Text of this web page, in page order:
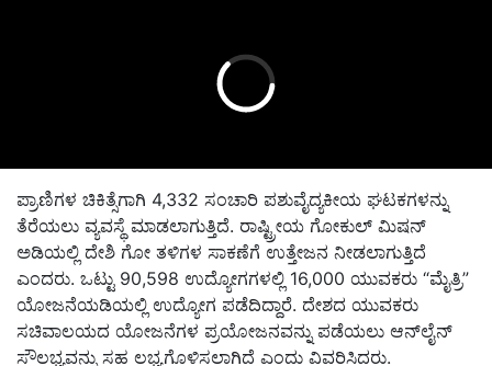
ಪ್ರಾಣಿಗಳ ಚಿಕಿತ್ಸೆಗಾಗಿ 4,332 ಸಂಚಾರಿ ಪಶುವೈದ್ಯಕೀಯ ಘಟಕಗಳನ್ನು
ತೆರೆಯಲು ವ್ಯವಸ್ಥೆ ಮಾಡಲಾಗುತ್ತಿದೆ. ರಾಷ್ಟ್ರೀಯ ಗೋಕುಲ್ ಮಿಷನ್
ಅಡಿಯಲ್ಲಿ ದೇಶಿ ಗೋ ತಳಿಗಳ ಸಾಕಣೆಗೆ ಉತ್ತೇಜನ ನೀಡಲಾಗುತ್ತಿದೆ
ಎಂದರು. ಒಟ್ಟು 90,598 ಉದ್ಯೋಗಗಳಲ್ಲಿ 16,000 ಯುವಕರು “ಮೈತ್ರಿ”
ಯೋಜನೆಯಡಿಯಲ್ಲಿ ಉದ್ಯೋಗ ಪಡೆದಿದ್ದಾರೆ. ದೇಶದ ಯುವಕರು
ಸಚಿವಾಲಯದ ಯೋಜನೆಗಳ ಪ್ರಯೋಜನವನ್ನು ಪಡೆಯಲು ಆನ್‌ಲೈನ್
ಸೌಲಭ್ಯವನ್ನು ಸಹ ಲಭ್ಯಗೊಳಿಸಲಾಗಿದೆ ಎಂದು ವಿವರಿಸಿದರು.